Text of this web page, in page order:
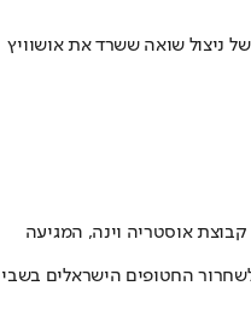
ניצול שואה ששרד את אושוויץ
אוסטריה וינה, המגיעה
לשחרור החטופים הישראלים בשבי